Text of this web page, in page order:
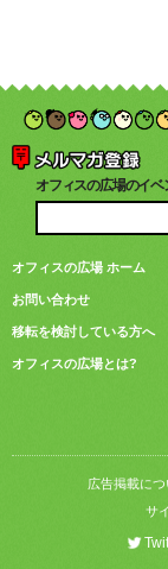
オフィスの広場のイベ
オフィスの広場 ホーム
お問い合わせ
移転を検討している方へ
オフィスの広場とは?
広告掲載につ
サ